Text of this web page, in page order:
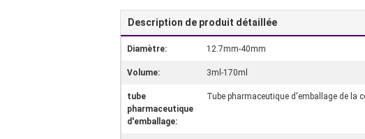
Description de produit détaillée
Diamètre: 12.7mm-40mm
Volume: 3ml-170ml
tube
pharmaceutique
d'emballage:
Tube pharmaceutique d'emballage de la